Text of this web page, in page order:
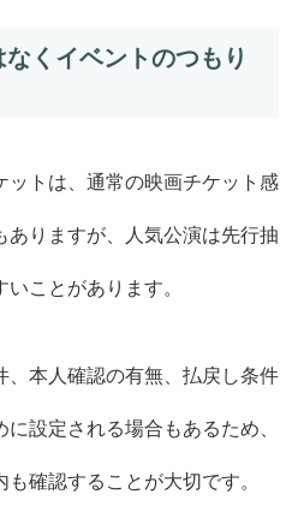
くイベントのつもり
ットは、通常の映画チケット感
ありますが、人気公演は先行抽
ことがあります。
、本人確認の有無、払戻し条件
設定される場合もあるため、
確認することが大切です。